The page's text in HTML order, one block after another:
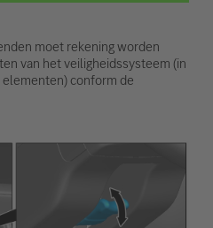
moet rekening worden
van het veiligheidssysteem (in
conform de